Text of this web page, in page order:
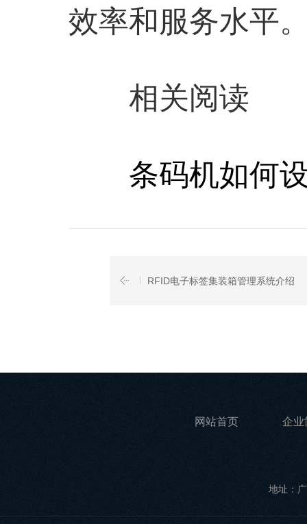
效率和服务水平
相关阅读
条码机如何设
RFID电子标签集装箱管理系统介绍
网站首页 企业
地址：